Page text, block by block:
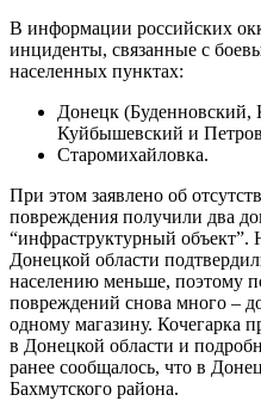
В информации российских
инциденты, связанные с
населенных пунктах:
Донецк (Буденновский,
Куйбышевский и
Старомихайловка.
При этом заявлено об
повреждения получили два
“инфраструктурный объект”.
Донецкой области
населению меньше, поэтому
повреждений снова много –
одному магазину. Кочегарка
в Донецкой области и
ранее сообщалось, что в
Бахмутского района.